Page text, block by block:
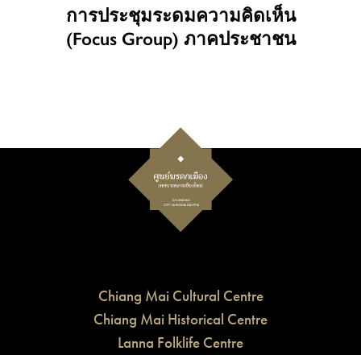
การประชุมระดมความคิดเห็น
(Focus Group) ภาคประชาชน
Chiang Mai Cultural Centre
Chiang Mai Historical Centre
Lanna Folklife Centre